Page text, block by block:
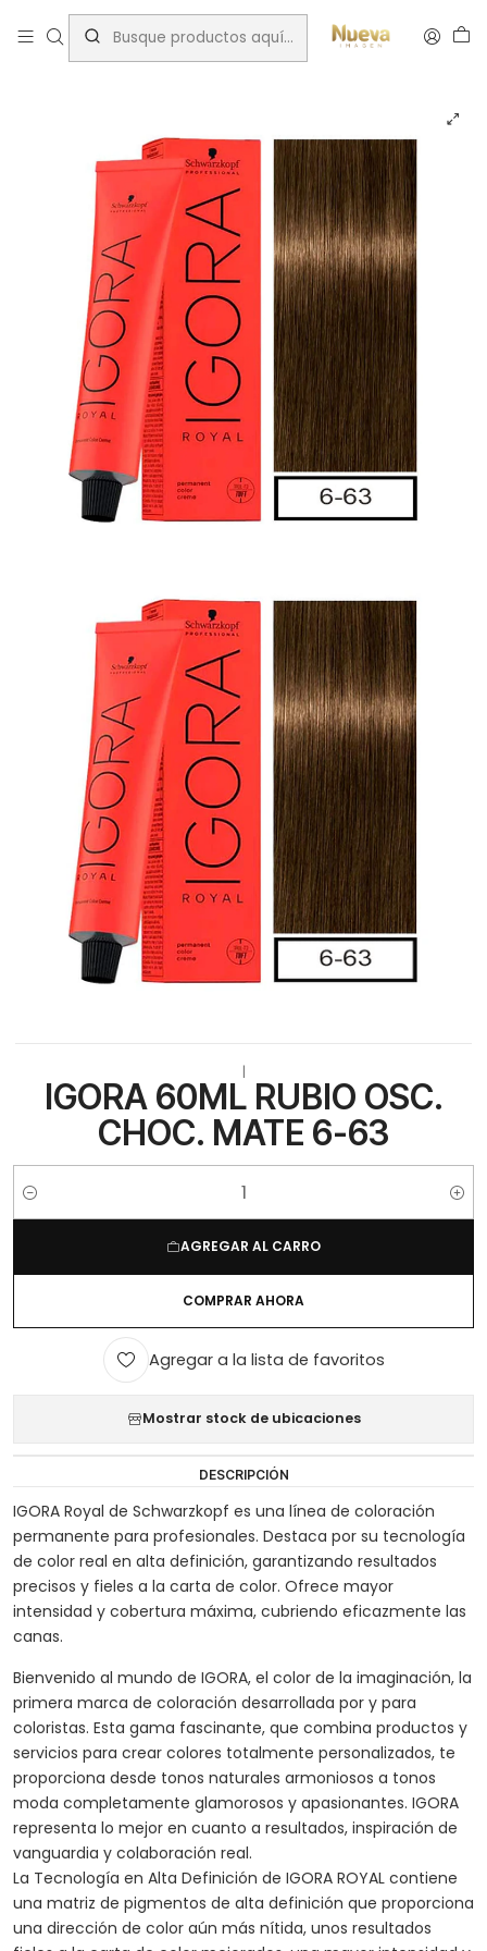
Inicio Tintes por Marca Igora Royal Chocolates
IGORA 60ML RUBIO OSC. CHOC. MATE 6-63
IGORA 60ML RUBIO OSC.
CHOC. MATE 6-63
Cantidad
AGREGAR AL CARRO
COMPRAR AHORA
Agregar a la lista de favoritos
Mostrar stock de ubicaciones
DESCRIPCIÓN
IGORA Royal de Schwarzkopf es una línea de coloración
permanente para profesionales. Destaca por su tecnología
de color real en alta definición, garantizando resultados
precisos y fieles a la carta de color. Ofrece mayor
intensidad y cobertura máxima, cubriendo eficazmente las
canas.
Bienvenido al mundo de IGORA, el color de la imaginación, la
primera marca de coloración desarrollada por y para
coloristas. Esta gama fascinante, que combina productos y
servicios para crear colores totalmente personalizados, te
proporciona desde tonos naturales armoniosos a tonos
moda completamente glamorosos y apasionantes. IGORA
representa lo mejor en cuanto a resultados, inspiración de
vanguardia y colaboración real.
La Tecnología en Alta Definición de IGORA ROYAL contiene
una matriz de pigmentos de alta definición que proporciona
una dirección de color aún más nítida, unos resultados